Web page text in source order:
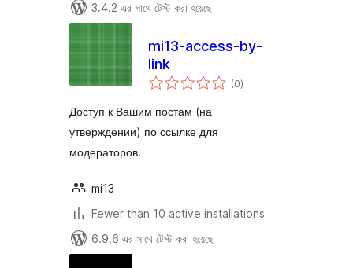
3.4.2 এর সাথে টেস্ট করা হয়েছে
mi13-access-by-
link
(0total
ratings
)
Доступ к Вашим постам (на
утверждении) по ссылке для
модераторов.
mi13
Fewer than 10 active installations
6.9.6 এর সাথে টেস্ট করা হয়েছে